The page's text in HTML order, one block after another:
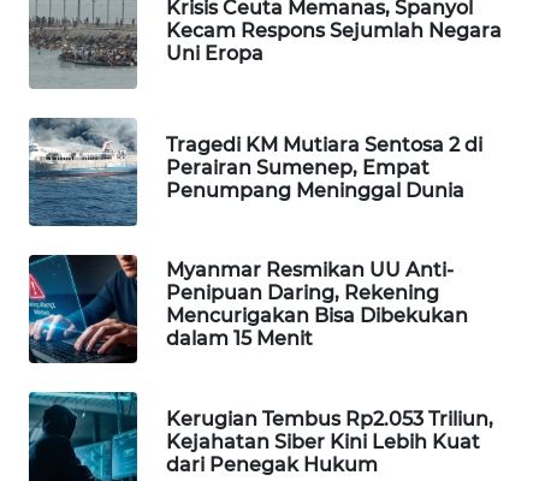
Krisis Ceuta Memanas, Spanyol
Kecam Respons Sejumlah Negara
Uni Eropa
Tragedi KM Mutiara Sentosa 2 di
Perairan Sumenep, Empat
Penumpang Meninggal Dunia
Myanmar Resmikan UU Anti-
Penipuan Daring, Rekening
Mencurigakan Bisa Dibekukan
dalam 15 Menit
Kerugian Tembus Rp2.053 Triliun,
Kejahatan Siber Kini Lebih Kuat
dari Penegak Hukum
WAHANANEWS
ID
WAHANANEWS
CO ID
WAHANANEWS
NET
WAHANA
SPORT
WAHANA
UMKM